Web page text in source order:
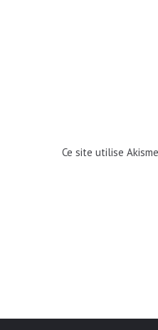
Ce site utilise